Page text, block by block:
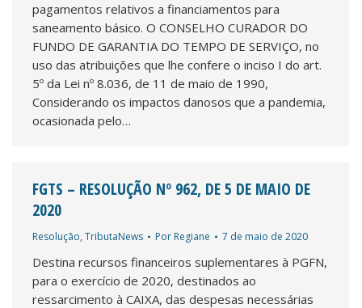
pagamentos relativos a financiamentos para
saneamento básico. O CONSELHO CURADOR DO
FUNDO DE GARANTIA DO TEMPO DE SERVIÇO, no
uso das atribuições que lhe confere o inciso I do art.
5º da Lei nº 8.036, de 11 de maio de 1990,
Considerando os impactos danosos que a pandemia,
ocasionada pelo…
FGTS – RESOLUÇÃO Nº 962, DE 5 DE MAIO DE
2020
Resolução,TributaNews Por Regiane 7 de maio de 2020
Destina recursos financeiros suplementares à PGFN,
para o exercício de 2020, destinados ao
ressarcimento à CAIXA, das despesas necessárias